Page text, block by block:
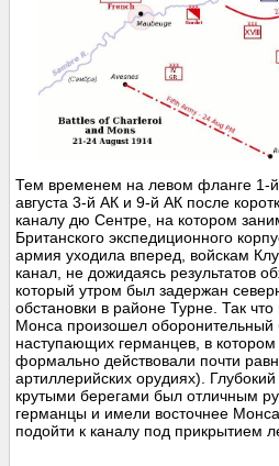
Тем временем на левом фланге 1-
августа 3-й АК и 9-й АК после
каналу дю Сентре, на котором
Британского экспедиционного
армия уходила вперед, войскам
канал, не дожидаясь результатов
который утром был задержан
обстановки в районе Турне. Так
Монса произошел оборонительный
наступающих германцев, в котором
формально действовали почти
артиллерийских орудиях).
крутыми берегами был отличным
германцы и имели восточнее
подойти к каналу под прикрытием